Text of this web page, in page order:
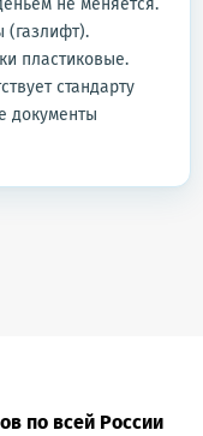
не меняется.
(газлифт).
пластиковые.
стандарту
документы
по всей России